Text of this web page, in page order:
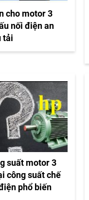
cho motor 3
nối điện an
tải
suất motor 3
công suất chế
phổ biến